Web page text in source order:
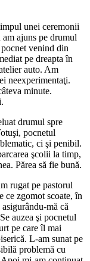
unei ceremonii
ajuns pe drumul
venind din
pe dreapta în
auto. Am
neexperimentaţi.
minute.
drumul spre
pocnetul
ci şi penibil.
şcolii la timp,
Părea să fie bună.
rugat pe pastorul
ce zgomot scoate, în
mă că
auzea şi pocnetul
pe care îl mai
L-am sunat pe
problemă cu